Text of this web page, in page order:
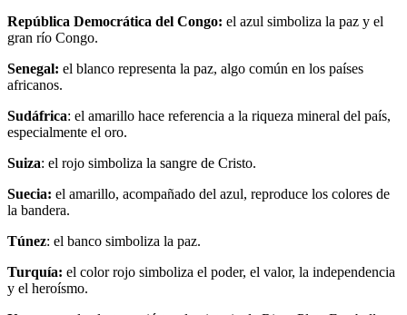
República Democrática del Congo: el azul simboliza la paz y el
gran río Congo.
Senegal: el blanco representa la paz, algo común en los países
africanos.
Sudáfrica: el amarillo hace referencia a la riqueza mineral del país,
especialmente el oro.
Suiza: el rojo simboliza la sangre de Cristo.
Suecia: el amarillo, acompañado del azul, reproduce los colores de
la bandera.
Túnez: el banco simboliza la paz.
Turquía: el color rojo simboliza el poder, el valor, la independencia
y el heroísmo.